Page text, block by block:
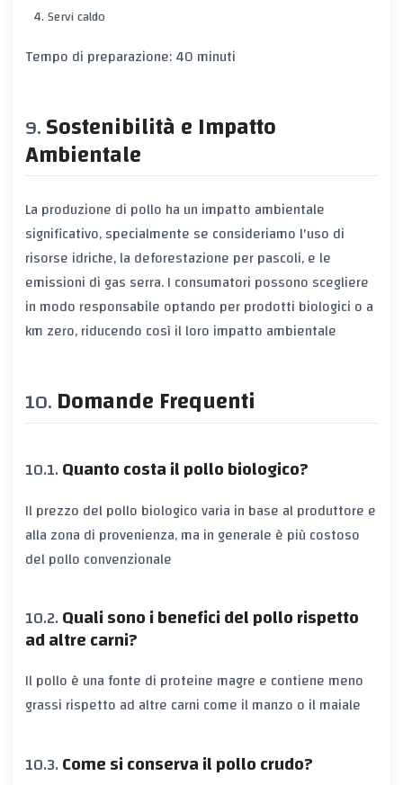
Servi caldo
Tempo di preparazione: 40 minuti
Sostenibilità e Impatto
Ambientale
La produzione di pollo ha un impatto ambientale
significativo, specialmente se consideriamo l'uso di
risorse idriche, la deforestazione per pascoli, e le
emissioni di gas serra. I consumatori possono scegliere
in modo responsabile optando per prodotti biologici o a
km zero, riducendo così il loro impatto ambientale
Domande Frequenti
Quanto costa il pollo biologico?
Il prezzo del pollo biologico varia in base al produttore e
alla zona di provenienza, ma in generale è più costoso
del pollo convenzionale
Quali sono i benefici del pollo rispetto
ad altre carni?
Il pollo è una fonte di proteine magre e contiene meno
grassi rispetto ad altre carni come il manzo o il maiale
Come si conserva il pollo crudo?